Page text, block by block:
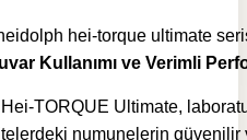
Kullanımı ve Verimli
TORQUE Ultimate,
numunelerin güvenilir